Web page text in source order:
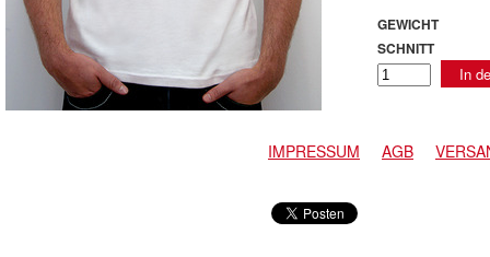
GEWICHT
SCHNITT
In
IMPRESSUM AGB